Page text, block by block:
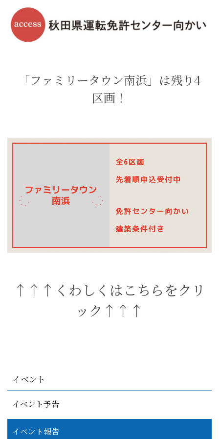
「ファミリータウン南浜」は残り4
区画！
↑↑↑くわしくはこちらをクリ
ック↑↑↑
イベント
イベント予告
イベント報告